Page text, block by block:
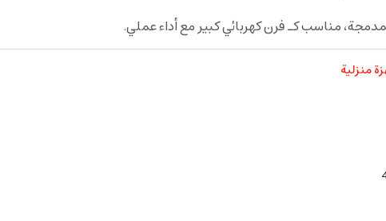
مناسب كـ فرن كهربائي كبير مع أداء عملي.
منزلية